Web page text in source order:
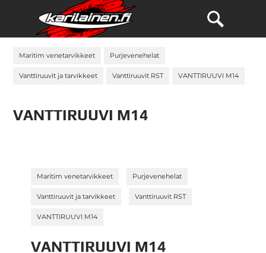
Maritim venetarvikkeet Purjevenehelat
Vanttiruuvit ja tarvikkeet Vanttiruuvit RST VANTTIRUUVI M14
VANTTIRUUVI M14
Maritim venetarvikkeet Purjevenehelat
Vanttiruuvit ja tarvikkeet Vanttiruuvit RST
VANTTIRUUVI M14
VANTTIRUUVI M14